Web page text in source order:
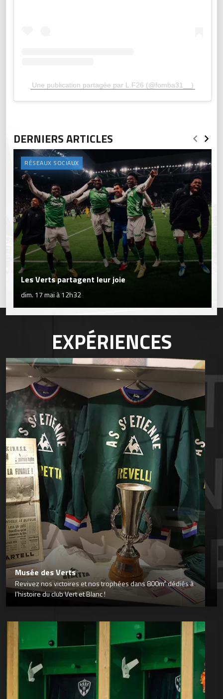
Une publication partagée par L.F26 (@fomba31__)
DERNIERS ARTICLES
RÉSEAUX SOCIAUX
Les Verts partagent leur joie
dim. 17 mai à 12h32
EXPÉRIENCES
Musée des Verts
Revivez nos victoires et nos trophées dans 800m² dédiés à
l’histoire du club Vert et Blanc !